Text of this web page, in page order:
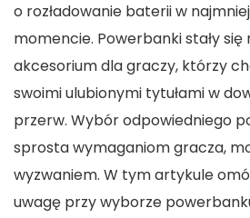
o rozładowanie baterii w
momencie. Powerbanki stały
akcesorium dla graczy, którzy
swoimi ulubionymi tytułami w
przerw. Wybór odpowiedniego
sprosta wymaganiom gracza,
wyzwaniem. W tym artykule
uwagę przy wyborze